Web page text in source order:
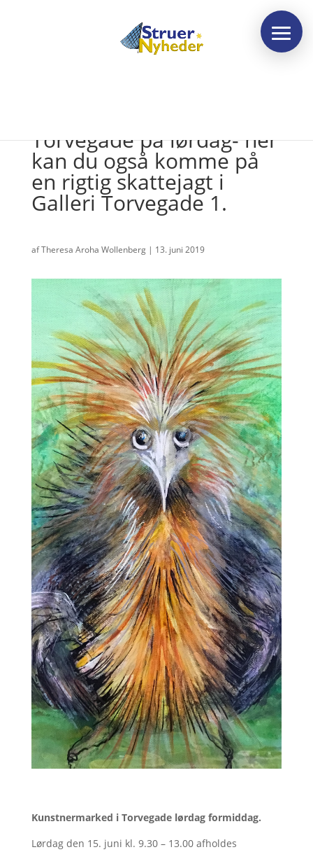
Torvegade på lørdag- her
kan du også komme på
en rigtig skattejagt i
Galleri Torvegade 1.
afTheresa Aroha Wollenberg| 13. juni 2019
Kunstnermarked i Torvegade lørdag formiddag.
Lørdag den 15. juni kl. 9.30 – 13.00 afholdes